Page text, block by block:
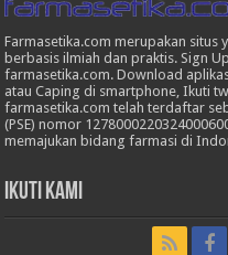
Farmasetika.com merupakan
berbasis ilmiah dan praktis. Sign
farmasetika.com. Download
atau Caping di smartphone, Ikuti
farmasetika.com telah terdaftar
(PSE) nomor
memajukan bidang farmasi di
Ikuti Kami